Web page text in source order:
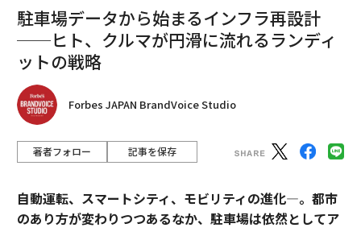
駐車場データから始まるインフラ再設計
──ヒト、クルマが円滑に流れるランディ
ットの戦略
Forbes JAPAN BrandVoice Studio
著者フォロー 記事を保存
自動運転、スマートシティ、モビリティの進化―。都市
のあり方が変わりつつあるなか、駐車場は依然としてア